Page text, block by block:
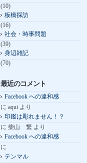
(10)
板橋探訪
(16)
社会・時事問題
(39)
身辺雑記
(70)
最近のコメント
Facebook への違和感
に aqui より
印鑑は彫れません！？
に 柴山 繁 より
Facebook への違和感
に
テンマル